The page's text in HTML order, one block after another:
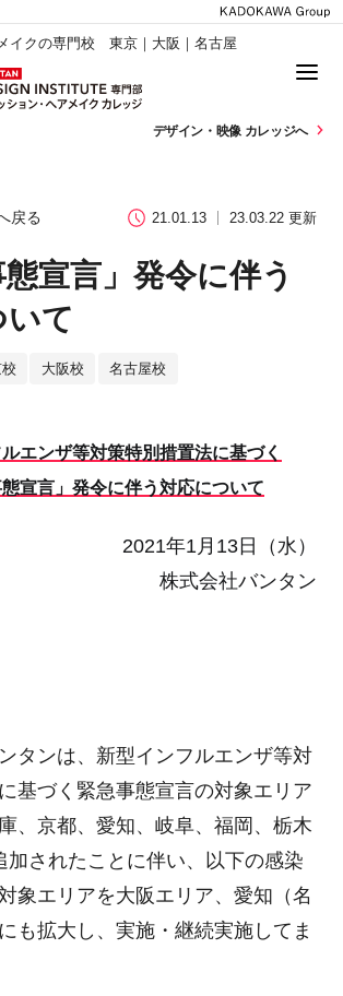
イクの専門校 東京｜大阪｜名古屋
デザイン・ 映像 カレッジへ
戻る 21.01.13 23.03.22 更新
態宣言」発令に伴う
いて
大阪校 名古屋校
エンザ等対策特別措置法に基づく
態宣言」発令に伴う対応について
2021年1月13日（水）
株式会社バンタン
タンは、新型インフルエンザ等対
基づく緊急事態宣言の対象エリア
、京都、愛知、岐阜、福岡、栃木
加されたことに伴い、以下の感染
象エリアを大阪エリア、愛知（名
も拡大し、実施・継続実施してま